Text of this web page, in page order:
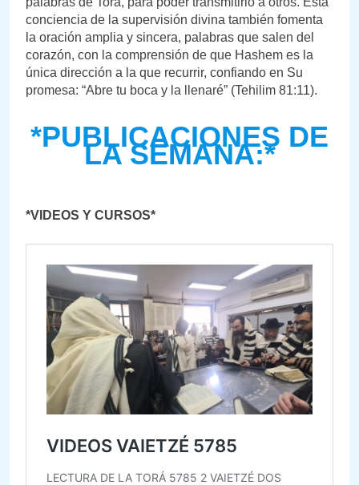
conciencia de la supervisión divina también fomenta
la oración amplia y sincera, palabras que salen del
corazón, con la comprensión de que Hashem es la
única dirección a la que recurrir, confiando en Su
promesa: “Abre tu boca y la llenaré” (Tehilim 81:11).
*PUBLICACIONES DE
LA SEMANA:*
*VIDEOS Y CURSOS*